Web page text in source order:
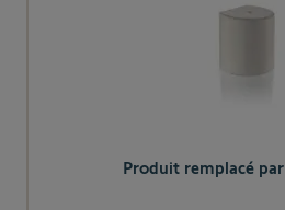
Produit remplacé par